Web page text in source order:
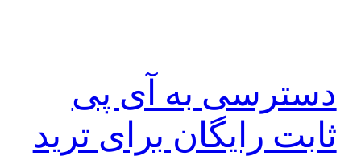
دسترسی به آی پی
ثابت رایگان برای ترید